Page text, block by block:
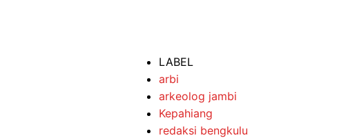
LABEL
arbi
arkeolog jambi
Kepahiang
redaksi bengkulu